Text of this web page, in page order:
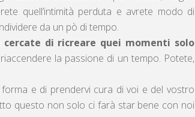
quell’intimità perduta e avrete modo di
da un pò di tempo.
di ricreare quei momenti solo
la passione di un tempo. Potete,
e di prendervi cura di voi e del vostro
questo non solo ci farà star bene con noi